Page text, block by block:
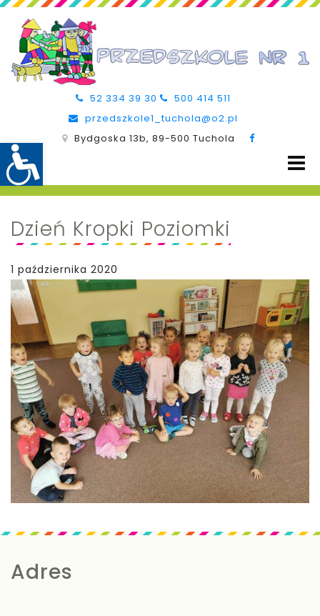
52 334 39 30
500 414 511
przedszkole1_tuchola@o2.pl
Bydgoska 13b, 89-500 Tuchola
Dzień Kropki Poziomki
1 października 2020
Adres